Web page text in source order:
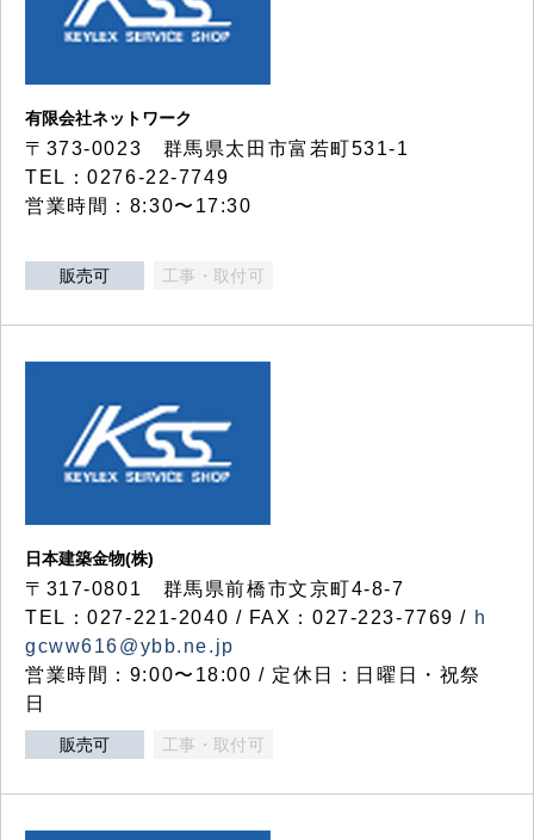
有限会社ネットワーク
〒373-0023 群馬県太田市富若町531-1
TEL：0276-22-7749
営業時間：8:30〜17:30
販売可 工事・取付可
日本建築金物(株)
〒317‐0801 群馬県前橋市文京町4-8-7
TEL：027-221-2040 / FAX：027-223-7769 / h
gcww616@ybb.ne.jp
営業時間：9:00〜18:00 / 定休日：日曜日・祝祭
日
販売可 工事・取付可